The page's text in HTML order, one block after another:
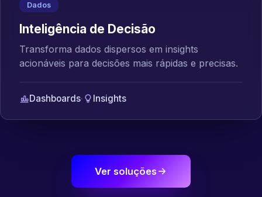
Dados
Inteligência de Decisão
Transforma dados dispersos em insights
acionáveis para decisões mais rápidas e precisas.
Dashboards· Insights
Ver soluções